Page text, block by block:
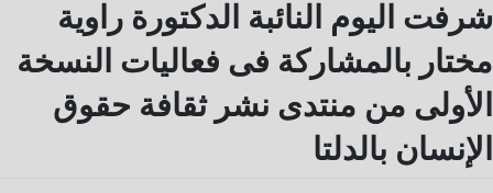
شرفت اليوم النائبة الدكتورة راوية
مختار بالمشاركة فى فعاليات النسخة
الأولى من منتدى نشر ثقافة حقوق
الإنسان بالدلتا